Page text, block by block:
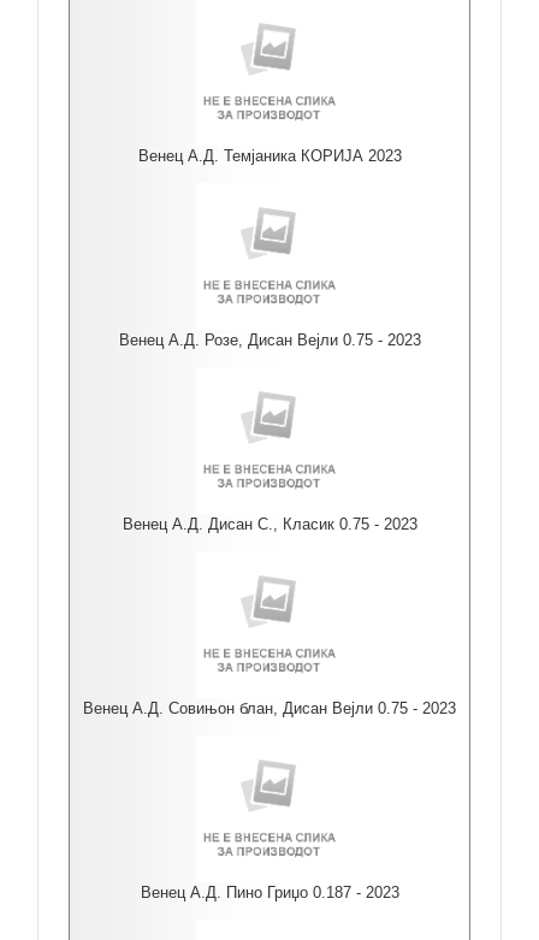
Венец А.Д. Темјаника КОРИЈА 2023
Венец А.Д. Розе, Дисан Вејли 0.75 - 2023
Венец А.Д. Дисан С., Класик 0.75 - 2023
Венец А.Д. Совињон блан, Дисан Вејли 0.75 - 2023
Венец А.Д. Пино Гриџо 0.187 - 2023